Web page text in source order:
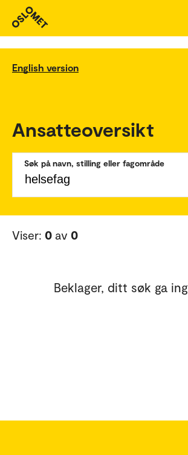
English version
Ansatteoversikt
Søk på navn, stilling eller fagområde
Viser: 0 av 0
Beklager, ditt søk ga